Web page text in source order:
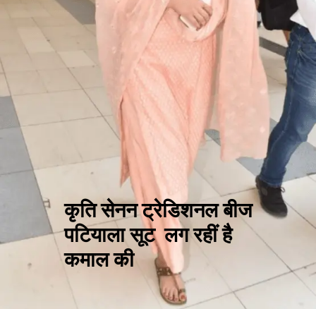
कृति सेनन ट्रेडिशनल बीज
पटियाला सूट लग रहीं है
कमाल की